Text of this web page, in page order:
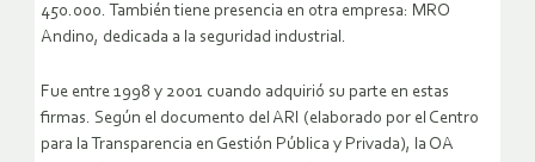
450.000. También tiene presencia en otra empresa: MRO
Andino, dedicada a la seguridad industrial.
Fue entre 1998 y 2001 cuando adquirió su parte en estas
firmas. Según el documento del ARI (elaborado por el Centro
para la Transparencia en Gestión Pública y Privada), la OA